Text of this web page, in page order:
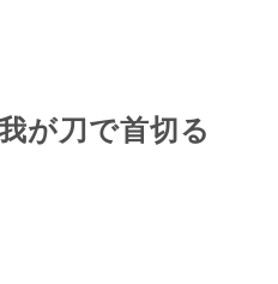
が刀で首切る